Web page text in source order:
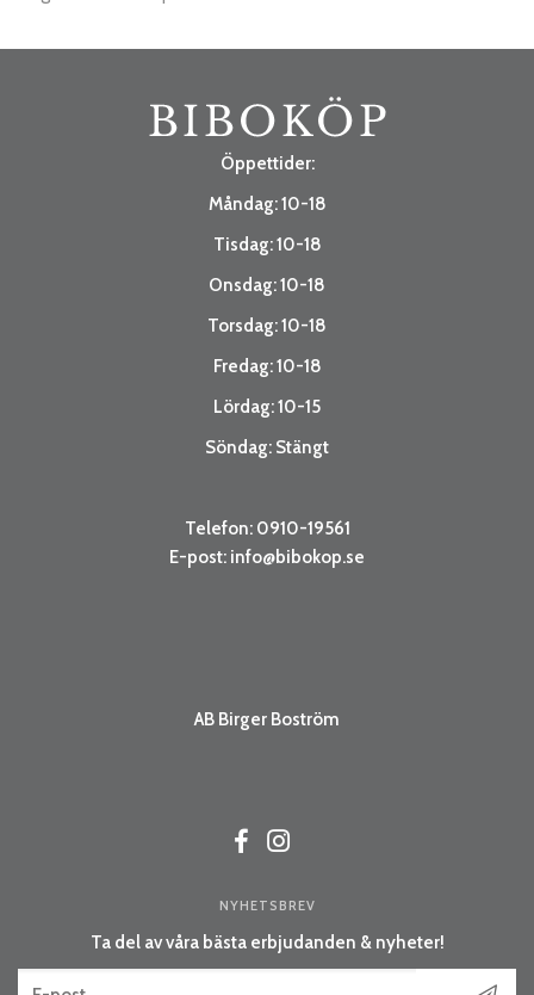
Öppettider:
Måndag: 10-18
Tisdag: 10-18
Onsdag: 10-18
Torsdag: 10-18
Fredag: 10-18
Lördag: 10-15
Söndag: Stängt
Telefon: 0910-19561
E-post: info@bibokop.se
AB Birger Boström
NYHETSBREV
Ta del av våra bästa erbjudanden & nyheter!